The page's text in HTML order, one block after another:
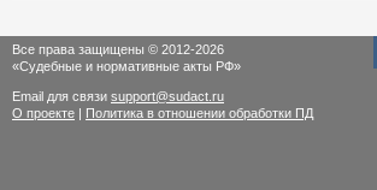
Все права защищены © 2012-2026
«Судебные и нормативные акты РФ»
Email для связи support@sudact.ru
О проекте | Политика в отношении обработки ПД